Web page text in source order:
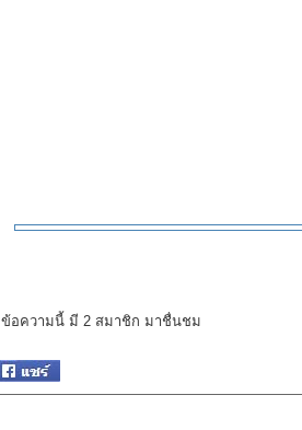
ข้อความนี้ มี 2 สมาชิก มาชื่นชม